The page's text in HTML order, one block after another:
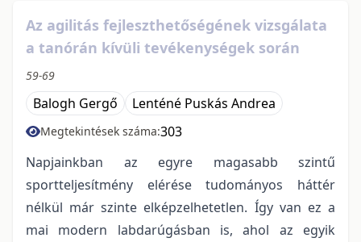
Az agilitás fejleszthetőségének vizsgálata
a tanórán kívüli tevékenységek során
59-69
Balogh Gergő Lenténé Puskás Andrea
Megtekintések száma:303
Napjainkban az egyre magasabb szintű
sportteljesítmény elérése tudományos háttér
nélkül már szinte elképzelhetetlen. Így van ez a
mai modern labdarúgásban is, ahol az egyik